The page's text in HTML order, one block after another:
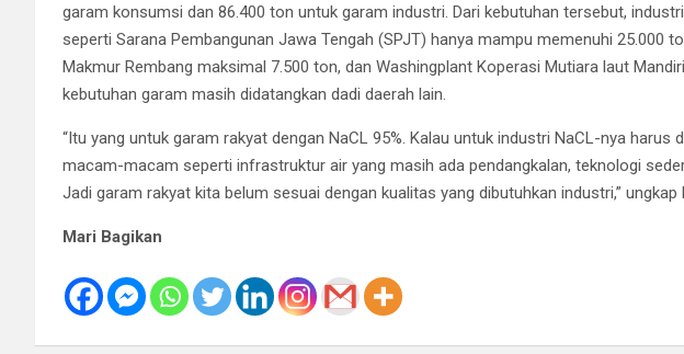
garam konsumsi dan 86.400 ton untuk garam industri. Dari kebutuhan tersebut,
seperti Sarana Pembangunan Jawa Tengah (SPJT) hanya mampu memenuhi 25.000
Makmur Rembang maksimal 7.500 ton, dan Washingplant Koperasi Mutiara laut
kebutuhan garam masih didatangkan dadi daerah lain.
“Itu yang untuk garam rakyat dengan NaCL 95%. Kalau untuk industri NaCL-nya harus
macam-macam seperti infrastruktur air yang masih ada pendangkalan, teknologi
Jadi garam rakyat kita belum sesuai dengan kualitas yang dibutuhkan industri,” ungkap
Mari Bagikan